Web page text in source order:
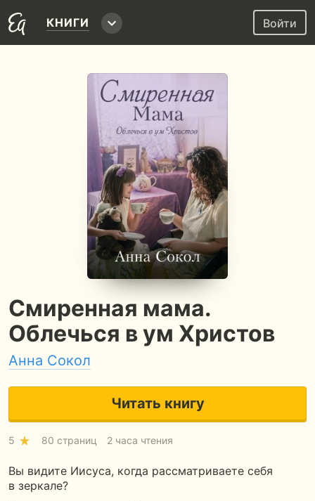
КНИГИ Войти
Смиренная мама.
Облечься в ум Христов
Анна Сокол
Читать книгу
5 80 страниц 2 часа чтения
Вы видите Иисуса, когда рассматриваете себя
в зеркале?